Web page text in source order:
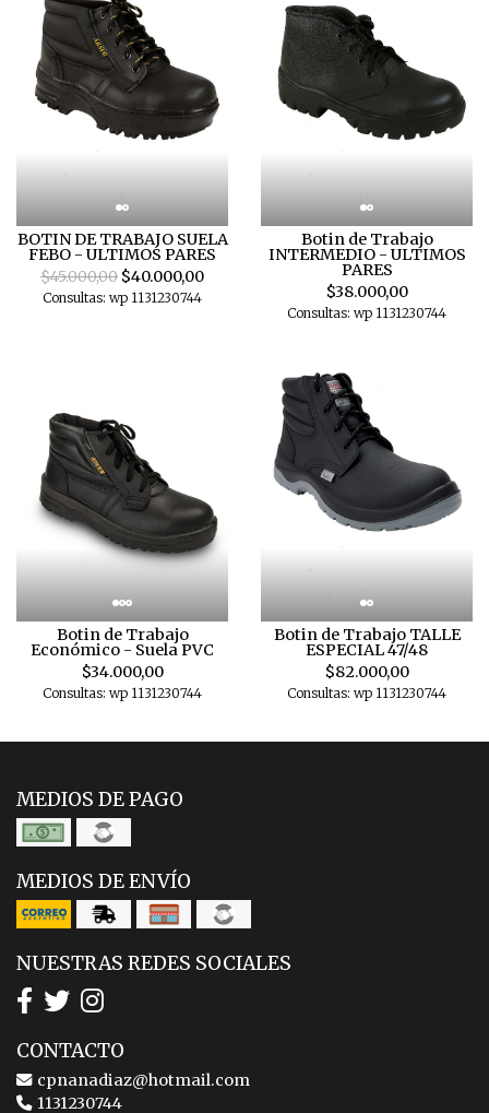
BOTIN DE TRABAJO SUELA
FEBO - ULTIMOS PARES
$45.000,00 $40.000,00
Consultas: wp 1131230744
Botin de Trabajo
INTERMEDIO - ULTIMOS
PARES
$38.000,00
Consultas: wp 1131230744
Botin de Trabajo
Económico - Suela PVC
$34.000,00
Consultas: wp 1131230744
Botin de Trabajo TALLE
ESPECIAL 47/48
$82.000,00
Consultas: wp 1131230744
MEDIOS DE PAGO
MEDIOS DE ENVÍO
NUESTRAS REDES SOCIALES
CONTACTO
cpnanadiaz@hotmail.com
1131230744